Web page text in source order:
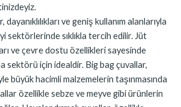
ve geniş kullanım alanlarıyla
sektörlerinde sıklıkla tercih edilir. Jüt
ve çevre dostu özellikleri sayesinde
sektörü için idealdir. Big bag çuvallar,
büyük hacimli malzemelerin taşınmasında
özellikle sebze ve meyve gibi ürünlerin